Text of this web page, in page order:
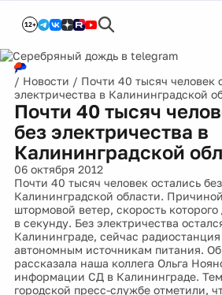
12+
/ Новости / Почти 40 тысяч человек
электричества в Калининградской
Почти 40 тысяч
без электричества в
Калининградской
06 октября 2012
Почти 40 тысяч человек остались
Калининградской области.
штормовой ветер, скорость
в секунду. Без электричества
Калининграде, сейчас
автономным источникам питания.
рассказала наша коллега Ольга
информации СД в Калининграде.
городской пресс-службе отметили,